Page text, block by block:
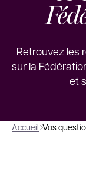
Retrouvez les
sur la
et
Accueil Vos